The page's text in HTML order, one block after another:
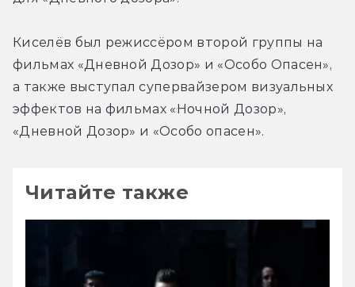
Киселёв был режиссёром второй группы на
фильмах «Дневной Дозор» и «Особо Опасен»,
а также выступал супервайзером визуальных
эффектов на фильмах «Ночной Дозор»,
«Дневной Дозор» и «Особо опасен».
Читайте также